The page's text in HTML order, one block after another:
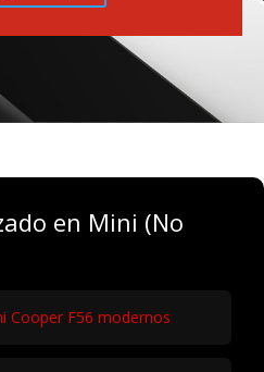
en Mini (No
Cooper F56 modernos